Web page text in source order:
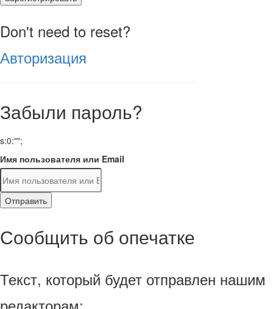
Don't need to reset?
Авторизация
Забыли пароль?
s:0:"";
Имя пользователя или Email
Отправить
Сообщить об опечатке
Текст, который будет отправлен нашим